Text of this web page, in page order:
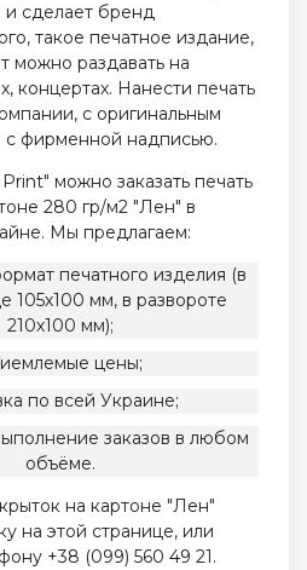
сделает бренд
такое печатное издание,
можно раздавать на
концертах. Нанести печать
с оригинальным
с фирменной надписью.
можно заказать печать
280 гр/м2 "Лен" в
Мы предлагаем:
печатного изделия (в
105х100 мм, в развороте
210х100 мм);
цены;
по всей Украине;
заказов в любом
объёме.
на картоне "Лен"
на этой странице, или
+38 (099) 560 49 21.